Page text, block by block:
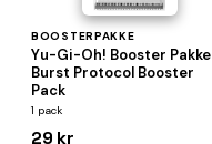
BOOSTERPAKKE
Yu-Gi-Oh! Booster Pakke
Burst Protocol Booster
Pack
1 pack
29 kr